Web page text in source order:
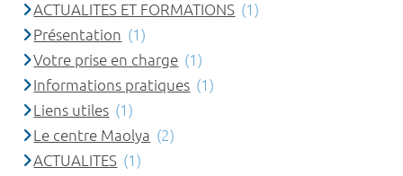
ACTUALITES ET FORMATIONS (1)
Présentation (1)
Votre prise en charge (1)
Informations pratiques (1)
Liens utiles (1)
Le centre Maolya (2)
ACTUALITES (1)